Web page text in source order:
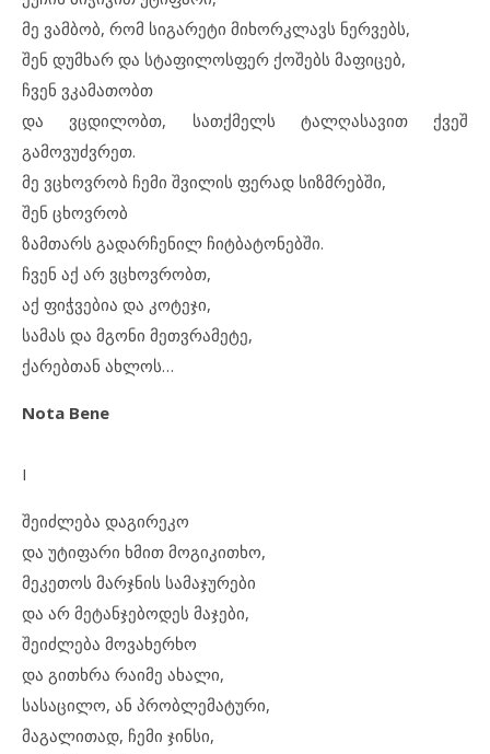
მე ვამბობ, რომ სიგარეტი მიხორკლავს ნერვებს,
შენ დუმხარ და სტაფილოსფერ ქოშებს მაფიცებ,
ჩვენ ვკამათობთ
და ვცდილობთ, სათქმელს ტალღასავით ქვეშ
გამოვუძვრეთ.
მე ვცხოვრობ ჩემი შვილის ფერად სიზმრებში,
შენ ცხოვრობ
ზამთარს გადარჩენილ ჩიტბატონებში.
ჩვენ აქ არ ვცხოვრობთ,
აქ ფიჭვებია და კოტეჯი,
სამას და მგონი მეთვრამეტე,
ქარებთან ახლოს…
Nota Bene
I
შეიძლება დაგირეკო
და უტიფარი ხმით მოგიკითხო,
მეკეთოს მარჯნის სამაჯურები
და არ მეტანჯებოდეს მაჯები,
შეიძლება მოვახერხო
და გითხრა რაიმე ახალი,
სასაცილო, ან პრობლემატური,
მაგალითად, ჩემი ჯინსი,